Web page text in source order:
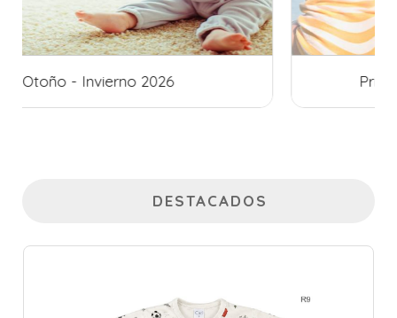
Primavera - Verano 2026/2027
DESTACADOS